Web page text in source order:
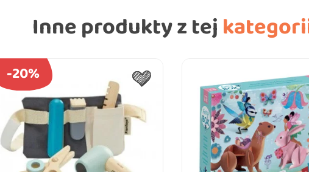
Inne produkty z tej
-20%